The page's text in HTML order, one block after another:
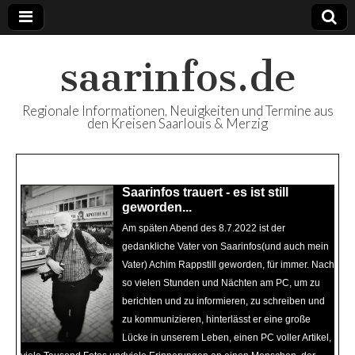
saarinfos.de
Regionale Informationen, Neuigkeiten und Termine aus
den Kreisen Saarlouis & Merzig
Saarinfos trauert - es ist still
geworden...
Am späten Abend des 8.7.2022 ist der
gedankliche Vater von Saarinfos(und auch mein
Vater) Achim Rappstill geworden, für immer. Nach
so vielen Stunden und Nächten am PC, um zu
berichten und zu informieren, zu schreiben und
zu kommunizieren, hinterlässt er eine große
Lücke in unserem Leben, einen PC voller Artikel,
Saarinfos Plus - Ausgabe 64
Juni Juli 22 ist nun online
Mit Saarinfos Plus - Ausgabe 64 Juni Juli
22 - Ihr Regionalmagazin für die Kreise
Saarlouis & Merzig - steht unser Magazin
diesmal auch wieder in digitaler Version -
neben der Print-Ausgabe, die zur Zeit an
öffentlichen Stellen in den Landkreisen zur
Mitnahme bereit liegen - zum online